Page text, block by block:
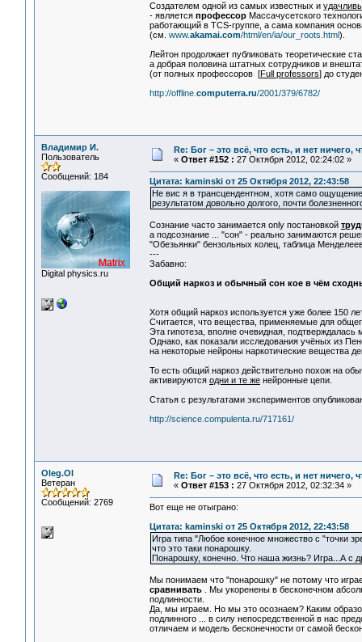
Создателем одной из самых известных и
- является профессор Массачусетского
работающий в TCS-группе, а сама компания
(см. www.akamai.com/html/en/ia/our_roots.html).
Лейтон продолжает публиковать теоретические
а добрая половина штатных сотрудников и
(от полных профессоров [Full professors] до
http://offline. computerra.ru/2001/379/6782/
Владимир И.
Пользователь
Сообщений: 184
Digital physics.ru
Re: Бог – это всё, что есть, и нет
« Ответ #152 : 27 Октября 2012, 02:24:02 »
Цитата: kaminski от 25 Октября 2012, 22:43:58
Не вис я в трансцендентном, хотя само
результатом довольно долгого, почти
Сознание часто занимается only постановкой
а подсознание ... "сон" - реально занимаются
"Обезьянки" бензольных колец, таблица
---
Забавно:
Общий наркоз и обычный сон кое в чём
Хотя общий наркоз используется уже более 150
Считается, что вещества, применяемые для
Эта гипотеза, вполне очевидная,
Однако, как показали исследования учёных из
на некоторые нейроны наркотические вещества
То есть общий наркоз действительно похож на
активируются одни и те же нейронные цепи.
Статья с результатами экспериментов
http://science.compulenta.ru/717161/
Oleg.Ol
Ветеран
Сообщений: 2769
Re: Бог – это всё, что есть, и нет
« Ответ #153 : 27 Октября 2012, 02:32:34 »
Вот еще не отыграно:
Цитата: kaminski от 25 Октября 2012, 22:43:58
Игра типа "Любое конечное множество с "точки
что это таки понарошку.
Понарошку, конечно. Что наша жизнь? Игра...А с
Мы понимаем что "понарошку" не потому что
сравнивать . Мы укоренены в бесконечном
подлинности.
Да, мы играем. Но мы это осознаем? Каким
подлинного ... в силу непосредственной в нас
отличаем и модель бесконечности от самой